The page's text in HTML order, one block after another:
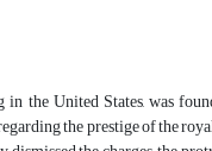
the United States, was
the prestige of the